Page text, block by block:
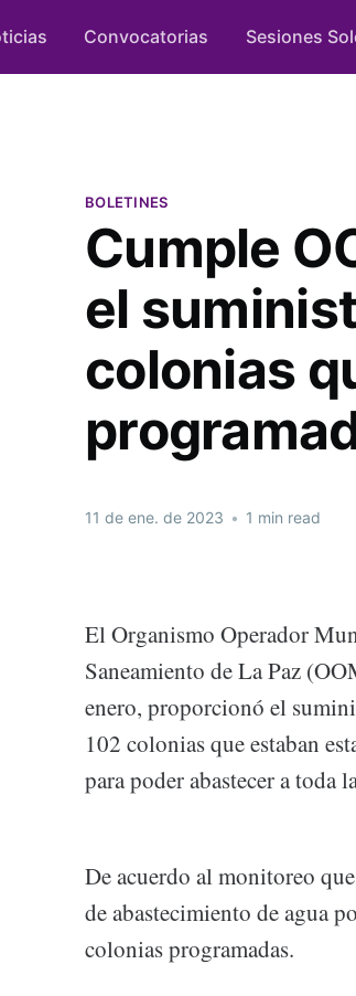
Convocatorias Sesiones
BOLETINES
Cumple
el
colonias
11 de ene. de 2023 • 1 min read
El Organismo Operador
Saneamiento de La Paz
enero, proporcionó el
102 colonias que estaban
para poder abastecer a toda
De acuerdo al monitoreo
de abastecimiento de agua
colonias programadas.